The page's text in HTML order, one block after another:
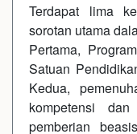
Terdapat lima
sorotan utama
Pertama,
Satuan
Kedua,
kompetensi
pemberian